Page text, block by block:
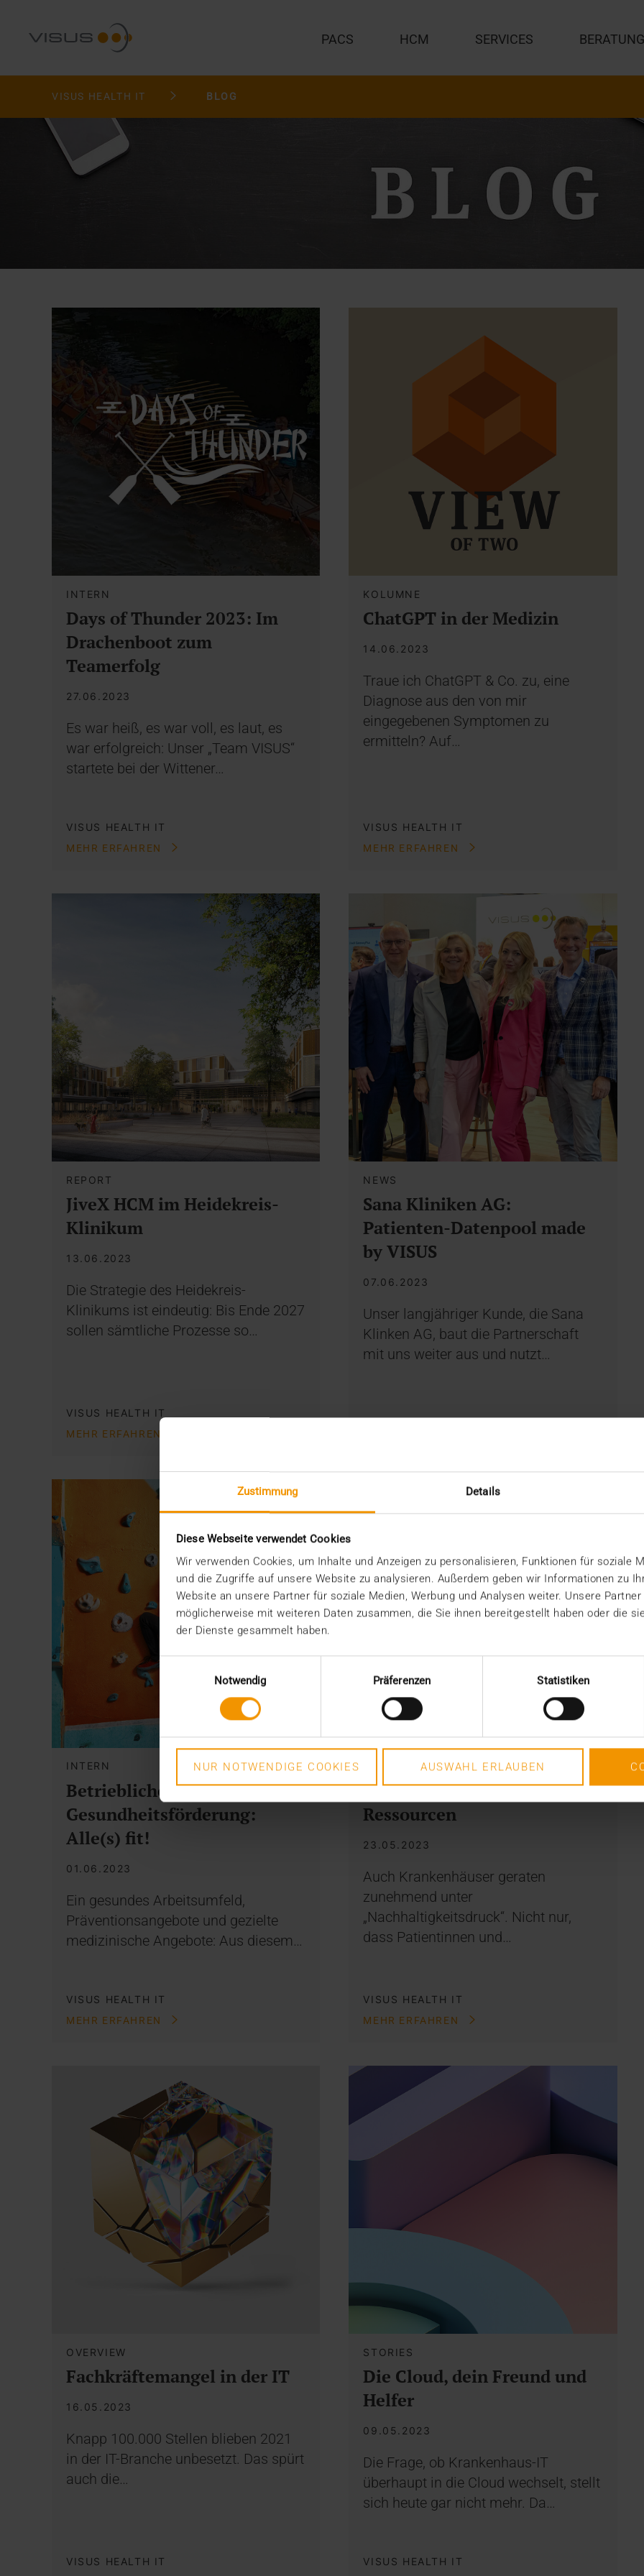
Zustimmung Details
Diese Webseite verwendet Cookies
Wir verwenden Cookies, um Inhalte und Anzeigen zu personalisieren, Funktionen für soziale
und die Zugriffe auf unsere Website zu analysieren. Außerdem geben wir Informationen zu
Website an unsere Partner für soziale Medien, Werbung und Analysen weiter. Unsere
möglicherweise mit weiteren Daten zusammen, die Sie ihnen bereitgestellt haben oder die
der Dienste gesammelt haben.
Einwilligungsauswahl
Notwendig
Präferenzen Statistiken
NUR NOTWENDIGE COOKIES AUSWAHL ERLAUBEN
PACS HCM SERVICES BERATUNG
VISUS HEALTH IT BLOG
INTERN
Days of Thunder 2023: Im
Drachenboot zum
Teamerfolg
27.06.2023
Es war heiß, es war voll, es laut, es
war erfolgreich: Unser „Team VISUS“
startete bei der Wittener…
VISUS HEALTH IT
MEHR ERFAHREN
KOLUMNE
ChatGPT in der Medizin
14.06.2023
Traue ich ChatGPT & Co. zu, eine
Diagnose aus den von mir
eingegebenen Symptomen zu
ermitteln? Auf…
VISUS HEALTH IT
MEHR ERFAHREN
REPORT
JiveX HCM im Heidekreis-
Klinikum
13.06.2023
Die Strategie des Heidekreis-
Klinikums ist eindeutig: Bis Ende 2027
sollen sämtliche Prozesse so…
VISUS HEALTH IT
MEHR ERFAHREN
NEWS
Sana Kliniken AG:
Patienten-Datenpool made
by VISUS
07.06.2023
Unser langjähriger Kunde, die Sana
Klinken AG, baut die Partnerschaft
mit uns weiter aus und nutzt…
INTERN
Betriebliche
Gesundheitsförderung:
Alle(s) fit!
01.06.2023
Ein gesundes Arbeitsumfeld,
Präventionsangebote und gezielte
medizinische Angebote: Aus diesem…
VISUS HEALTH IT
MEHR ERFAHREN
OVERVIEW
Digitalisierung spart
Ressourcen
23.05.2023
Auch Krankenhäuser geraten
zunehmend unter
„Nachhaltigkeitsdruck“. Nicht nur,
dass Patientinnen und…
VISUS HEALTH IT
MEHR ERFAHREN
OVERVIEW
Fachkräftemangel in der IT
16.05.2023
Knapp 100.000 Stellen blieben 2021
in der IT-Branche unbesetzt. Das spürt
auch die…
VISUS HEALTH IT
STORIES
Die Cloud, dein Freund und
Helfer
09.05.2023
Die Frage, ob Krankenhaus-IT
überhaupt in die Cloud wechselt, stellt
sich heute gar nicht mehr. Da…
VISUS HEALTH IT